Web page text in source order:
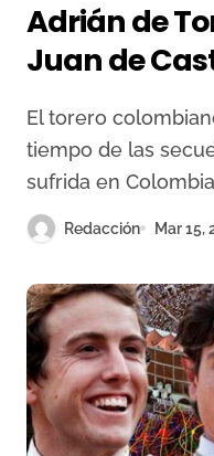
Adrián de
Juan de
Corrida
de la Sagra
El torero colombiano no podrá recuperarse a
tiempo de las
sufrida en
Redacción Mar 15,